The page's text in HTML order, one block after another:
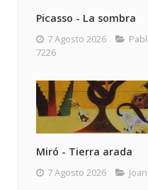
Picasso - La sombra
7 Agosto 2026
7226
Miró - Tierra arada
7 Agosto 2026